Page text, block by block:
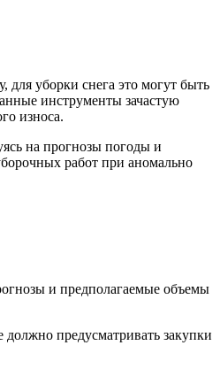
уборки снега это могут быть
инструменты зачастую
износа.
на прогнозы погоды и
работ при аномально
и предполагаемые объемы
предусматривать закупки